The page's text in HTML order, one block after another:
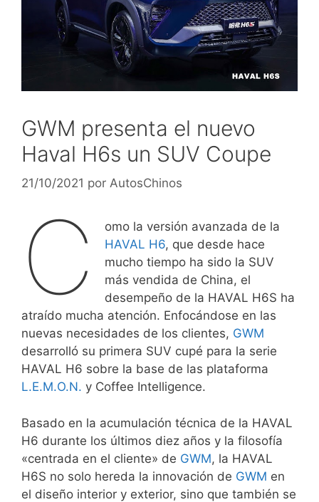
GWM presenta el nuevo
Haval H6s un SUV Coupe
21/10/2021 por AutosChinos
C
omo la versión avanzada de la
HAVAL H6, que desde hace
mucho tiempo ha sido la SUV
más vendida de China, el
desempeño de la HAVAL H6S ha
atraído mucha atención. Enfocándose en las
nuevas necesidades de los clientes, GWM
desarrolló su primera SUV cupé para la serie
HAVAL H6 sobre la base de las plataforma
L.E.M.O.N. y Coffee Intelligence.
Basado en la acumulación técnica de la HAVAL
H6 durante los últimos diez años y la filosofía
«centrada en el cliente» de GWM, la HAVAL
H6S no solo hereda la innovación de GWM en
el diseño interior y exterior, sino que también se